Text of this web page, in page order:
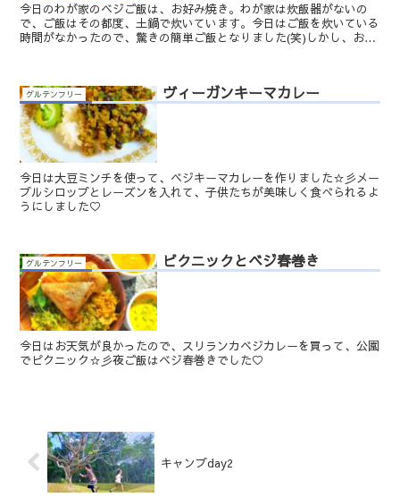
今日のわが家のベジご飯は、お好み焼き。わが家は炊飯器がないの
で、ご飯はその都度、土鍋で炊いています。今日はご飯を炊いている
時間がなかったので、驚きの簡単ご飯となりました(笑)しかし、お好
グルテンフリー ヴィーガンキーマカレー
今日は大豆ミンチを使って、ベジキーマカレーを作りました☆彡メー
プルシロップとレーズンを入れて、子供たちが美味しく食べられるよ
うにしました♡
グルテンフリー ピクニックとベジ春巻き
今日はお天気が良かったので、スリランカベジカレーを買って、公園
でピクニック☆彡夜ご飯はベジ春巻きでした♡
キャンプday2